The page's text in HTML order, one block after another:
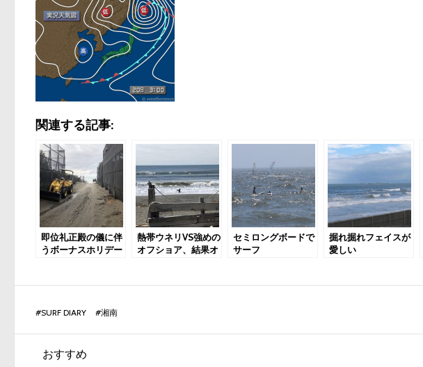
関連する記事:
即位礼正殿の儀に伴
うボーナスホリデー
熱帯ウネリVS強めの
オフショア、結果オ
セミロングボードで
サーフ
掘れ掘れフェイスが
愛しい
#SURF DIARY #湘南
おすすめ